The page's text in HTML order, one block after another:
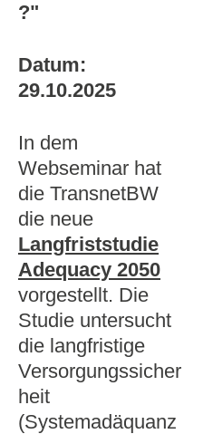
?"
Datum:
29.10.2025
In dem
Webseminar hat
die TransnetBW
die neue
Langfriststudie
Adequacy 2050
vorgestellt. Die
Studie untersucht
die langfristige
Versorgungssicher
heit
(Systemadäquanz